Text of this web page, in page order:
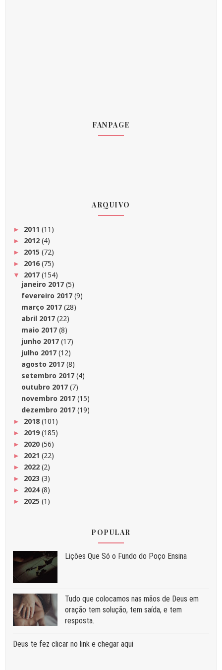
FANPAGE
ARQUIVO
► 2011 (11)
► 2012 (4)
► 2015 (72)
► 2016(75)
▼ 2017 (154)
janeiro 2017 (5)
fevereiro 2017 (9)
março 2017 (28)
abril 2017 (22)
maio 2017 (8)
junho 2017 (17)
julho 2017 (12)
agosto 2017 (8)
setembro 2017 (4)
outubro 2017 (7)
novembro 2017 (15)
dezembro 2017 (19)
► 2018 (101)
► 2019(185)
► 2020 (56)
► 2021 (22)
► 2022 (2)
► 2023 (3)
► 2024(8)
► 2025 (1)
POPULAR
Liç⁠ões Que Só o Fundo do Poço Ensina
Tudo que colocamos nas mãos de Deus em
oração tem solução, tem saída, e tem
resposta.
Deus te fez clicar no link e chegar aqui